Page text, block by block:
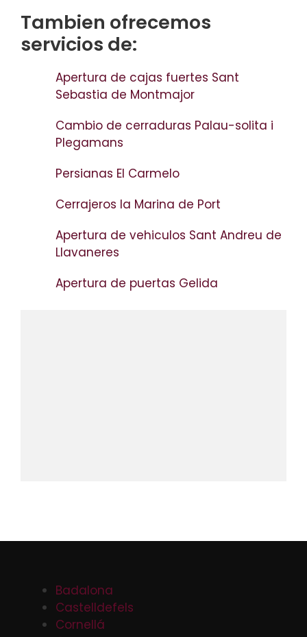
Tambien ofrecemos
servicios de:
Apertura de cajas fuertes Sant
Sebastia de Montmajor
Cambio de cerraduras Palau-solita i
Plegamans
Persianas El Carmelo
Cerrajeros la Marina de Port
Apertura de vehiculos Sant Andreu de
Llavaneres
Apertura de puertas Gelida
Badalona
Castelldefels
Cornellá